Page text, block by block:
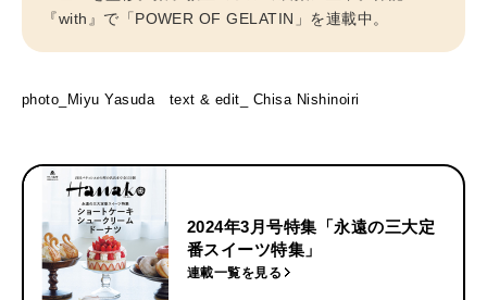
『with』で「POWER OF GELATIN」を連載中。
photo_Miyu Yasuda text & edit_ Chisa Nishinoiri
2024年3月号特集「永遠の三大定
番スイーツ特集」
連載一覧を見る